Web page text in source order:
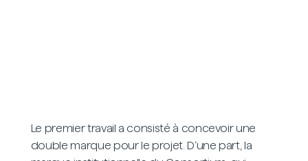
Le premier travail a consisté à concevoir une
double marque pour le projet. D’une part, la